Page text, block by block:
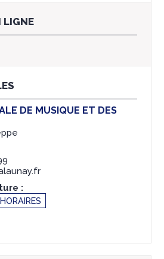
LIGNE
DE MUSIQUE ET DES
: